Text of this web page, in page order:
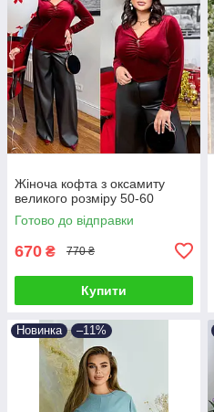
Жіноча кофта з оксамиту
великого розміру 50-60
Готово до відправки
670 ₴ 770 ₴
Купити
Новинка –11%